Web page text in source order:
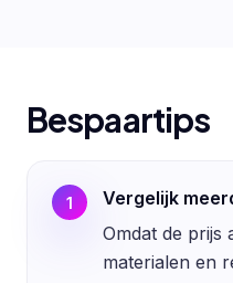
Bespaartips
1
Vergelijk
Omdat de prijs
materialen en